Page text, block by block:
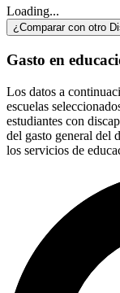
Loading...
¿Comparar con otro
Gasto en
Los datos a
escuelas
estudiantes con
del gasto general del
los servicios de